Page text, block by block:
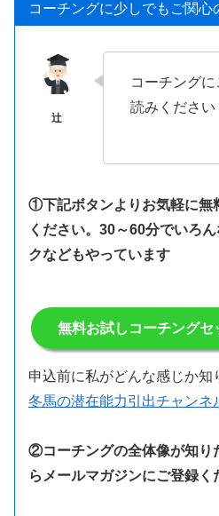
コーチングに少しでもご関心
コーチング
読みください
①下記ボタンよりお気軽に無
ください。30～60分でいろ
クなどもやっています
無料お試しコーチングセ
申込前に私がどんな感じか
冬馬の潜在能力引出チャンネ
②コーチングの全体像が知
らメールマガジンにご登録く